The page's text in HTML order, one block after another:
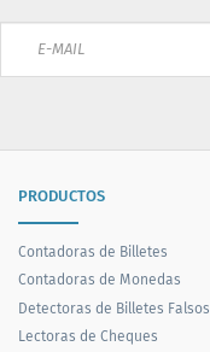
PRODUCTOS
Contadoras de Billetes
Contadoras de Monedas
Detectoras de Billetes Falsos
Lectoras de Cheques